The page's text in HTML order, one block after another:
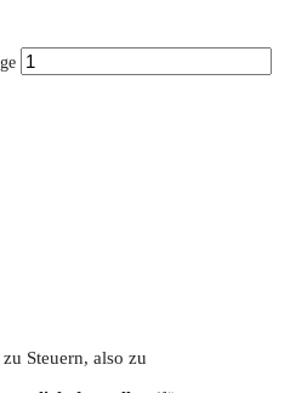
zu Steu­ern, also zu